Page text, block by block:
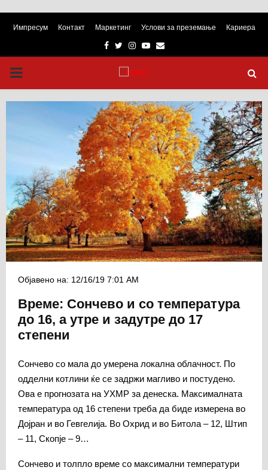
Импресум Контакт Маркетинг Услови за преземање Кариера
Facebook
TwitterInstagram
Youtube
Email
PRIMARY
MENU
Објавено на: 12/16/19 7:01 AM
Време: Сончево и со температура
до 16, а утре и задутре до 17
степени
Сончево со мала до умерена локална облачност. По
одделни котлини ќе се задржи магливо и постудено.
Ова е прогнозата на УХМР за денеска. Максималната
температура од 16 степени треба да биде измерена во
Дојран и во Гевгелија. Во Охрид и во Битола – 12, Штип
– 11, Скопје – 9…
Сончево и толпло време со максимални температури